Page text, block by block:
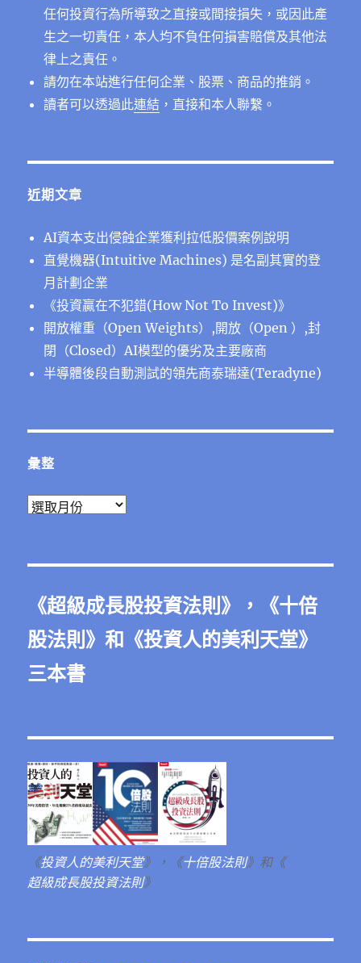
任何投資行為所導致之直接或間接損失，或因此產
生之一切責任，本人均不負任何損害賠償及其他法
律上之責任。
請勿在本站進行任何企業、股票、商品的推銷。
讀者可以透過此連結 ，直接和本人聯繫。
近期文章
AI資本支出侵蝕企業獲利拉低股價案例說明
直覺機器(Intuitive Machines) 是名副其實的登
月計劃企業
《投資贏在不犯錯(How Not To Invest)》
開放權重（Open Weights）,開放（Open ）,封
閉（Closed）AI模型的優劣及主要廠商
半導體後段⾃動測試的領先商泰瑞達(Teradyne)
彙整
彙
《超級成長股投資法則 》，《十倍
股法則 》和《投資人的美利天堂》
三本書
《投資人的美利天堂》，《十倍股法則》和《
超級成長股投資法則》